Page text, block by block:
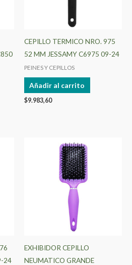
CEPILLO TERMICO NRO. 975
52 MM JESSAMY C6975 09-24
PEINES Y CEPILLOS
Añadir al carrito
$9.983,60
24
EXHIBIDOR CEPILLO
NEUMATICO GRANDE